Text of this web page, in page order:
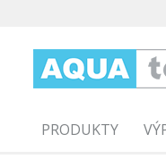
PRODUKTY